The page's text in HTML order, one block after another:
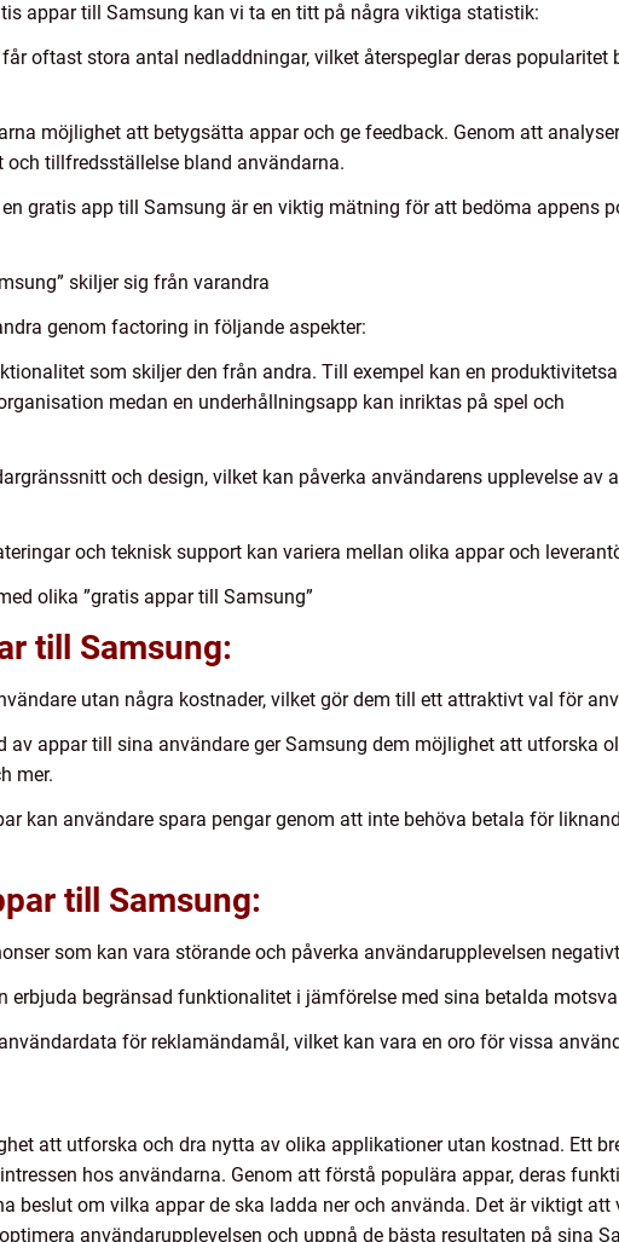
appar till Samsung kan vi ta en titt på några viktiga statistik:
oftast stora antal nedladdningar, vilket återspeglar deras popularitet
möjlighet att betygsätta appar och ge feedback. Genom att
tillfredsställelse bland användarna.
gratis app till Samsung är en viktig mätning för att bedöma appens
skiljer sig från varandra
genom factoring in följande aspekter:
som skiljer den från andra. Till exempel kan en
medan en underhållningsapp kan inriktas på spel och
och design, vilket kan påverka användarens upplevelse av
och teknisk support kan variera mellan olika appar och
olika ”gratis appar till Samsung”
till Samsung:
utan några kostnader, vilket gör dem till ett attraktivt val för
appar till sina användare ger Samsung dem möjlighet att utforska
mer.
kan användare spara pengar genom att inte behöva betala för
till Samsung:
som kan vara störande och påverka användarupplevelsen
begränsad funktionalitet i jämförelse med sina betalda
för reklamändamål, vilket kan vara en oro för vissa
att utforska och dra nytta av olika applikationer utan kostnad. Ett
hos användarna. Genom att förstå populära appar, deras
beslut om vilka appar de ska ladda ner och använda. Det är viktigt att
användarupplevelsen och uppnå de bästa resultaten på sina